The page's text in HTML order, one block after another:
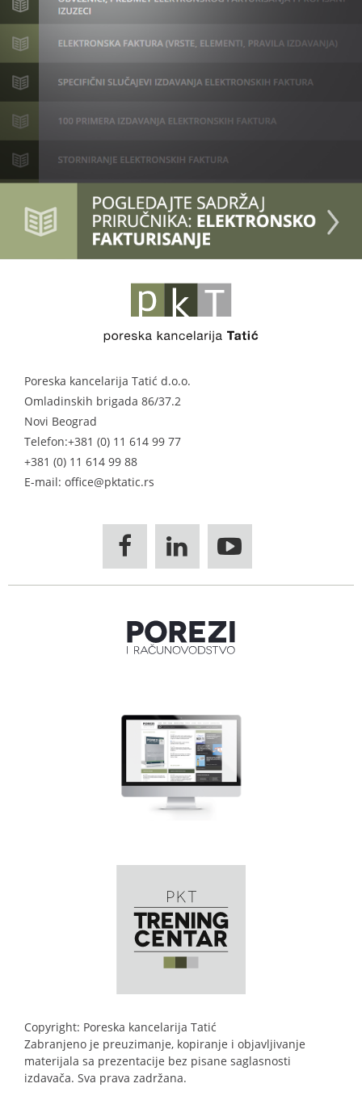
Poreska kancelarija Tatić d.o.o.
Omladinskih brigada 86/37.2
Novi Beograd
Telefon:+381 (0) 11 614 99 77
+381 (0) 11 614 99 88
E-mail: office@pktatic.rs
  
Copyright: Poreska kancelarija Tatić
Zabranjeno je preuzimanje, kopiranje i objavljivanje
materijala sa prezentacije bez pisane saglasnosti
izdavača. Sva prava zadržana.